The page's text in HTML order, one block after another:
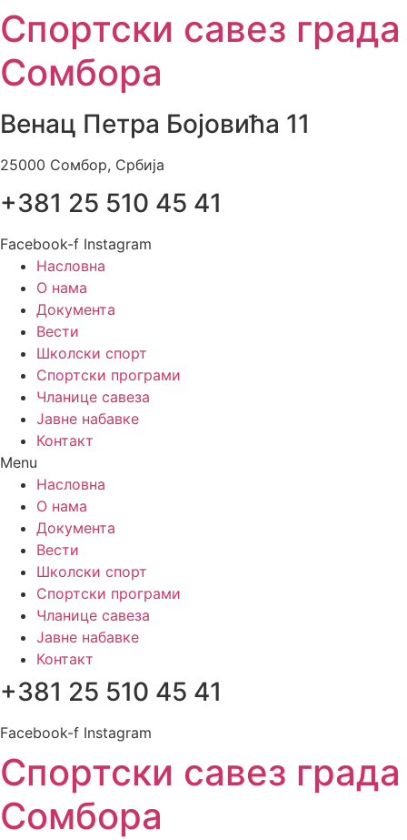
Skip
to
content
Спортски савез града
Сомбора
Венац Петра Бојовића 11
25000 Сомбор, Србија
+381 25 510 45 41
Facebook-f Instagram
Насловна
О нама
Документа
Вести
Школски спорт
Спортски програми
Чланице савеза
Јавне набавке
Контакт
Menu
Насловна
О нама
Документа
Вести
Школски спорт
Спортски програми
Чланице савеза
Јавне набавке
Контакт
+381 25 510 45 41
Facebook-f Instagram
Спортски савез града
Сомбора​